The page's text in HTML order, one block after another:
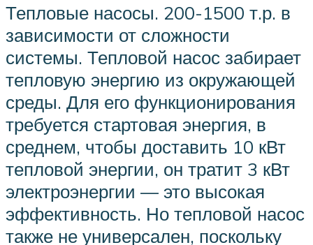
Тепловые насосы. 200-1500 т.р. в
зависимости от сложности
системы. Тепловой насос забирает
тепловую энергию из окружающей
среды. Для его функционирования
требуется стартовая энергия, в
среднем, чтобы доставить 10 кВт
тепловой энергии, он тратит 3 кВт
электроэнергии — это высокая
эффективность. Но тепловой насос
также не универсален, поскольку